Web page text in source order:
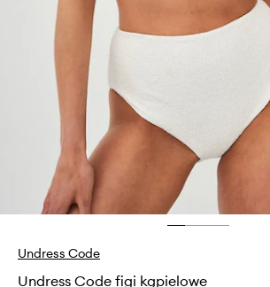
Undress Code
Undress Code figi kąpielowe